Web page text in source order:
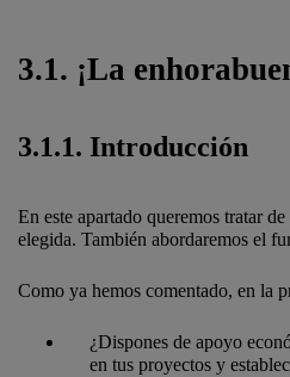
3.1. ¡La
3.1.1. Introducción
En este apartado queremos tratar
elegida. También abordaremos el
Como ya hemos comentado, en la
¿Dispones de apoyo
en tus proyectos y